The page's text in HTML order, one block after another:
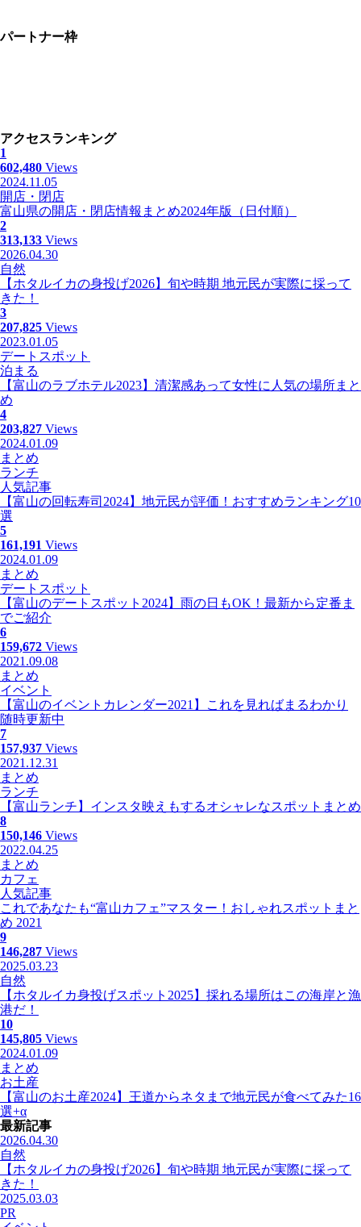
パートナー枠
アクセスランキング
1
602,480 Views
2024.11.05
開店・閉店
富山県の開店・閉店情報まとめ2024年版（日付順）
2
313,133 Views
2026.04.30
自然
【ホタルイカの身投げ2026】旬や時期 地元民が実際に採って
きた！
3
207,825 Views
2023.01.05
デートスポット
泊まる
【富山のラブホテル2023】清潔感あって女性に人気の場所まと
め
4
203,827 Views
2024.01.09
まとめ
ランチ
人気記事
【富山の回転寿司2024】地元民が評価！おすすめランキング10
選
5
161,191 Views
2024.01.09
まとめ
デートスポット
【富山のデートスポット2024】雨の日もOK！最新から定番ま
でご紹介
6
159,672 Views
2021.09.08
まとめ
イベント
【富山のイベントカレンダー2021】これを見ればまるわかり
随時更新中
7
157,937 Views
2021.12.31
まとめ
ランチ
【富山ランチ】インスタ映えもするオシャレなスポットまとめ
8
150,146 Views
2022.04.25
まとめ
カフェ
人気記事
これであなたも“富山カフェ”マスター！おしゃれスポットまと
め 2021
9
146,287 Views
2025.03.23
自然
【ホタルイカ身投げスポット2025】採れる場所はこの海岸と漁
港だ！
10
145,805 Views
2024.01.09
まとめ
お土産
【富山のお土産2024】王道からネタまで地元民が食べてみた16
選+α
最新記事
2026.04.30
自然
【ホタルイカの身投げ2026】旬や時期 地元民が実際に採って
きた！
2025.03.03
PR